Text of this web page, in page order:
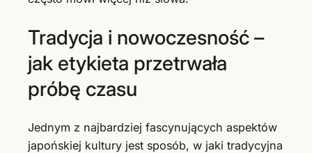
Tradycja i nowoczesność –
jak etykieta przetrwała
próbę czasu
Jednym z najbardziej fascynujących aspektów
japońskiej kultury jest sposób, w jaki tradycyjna